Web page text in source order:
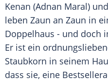
Kenan (Adnan Maral)
leben Zaun an Zaun in
Doppelhaus - und doch
Er ist ein
Staubkorn in seinem
dass sie, eine